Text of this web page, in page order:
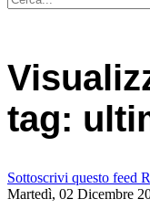
tag:
Sottoscrivi questo feed
Martedì, 02 Dicembre